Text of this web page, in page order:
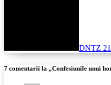
DNTZ
7 comentarii la „Confesiunile unui